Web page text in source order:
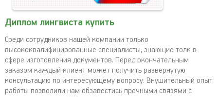
Диплом лингвиста купить
Среди сотрудников нашей компании только
высококвалифицированные специалисты, знающие толк в
сфере изготовления документов. Перед окончательным
заказом каждый клиент может получить развернутую
консультацию по интересующему вопросу. Внушительный опыт
работы позволили нам обзавестись прочными связями с